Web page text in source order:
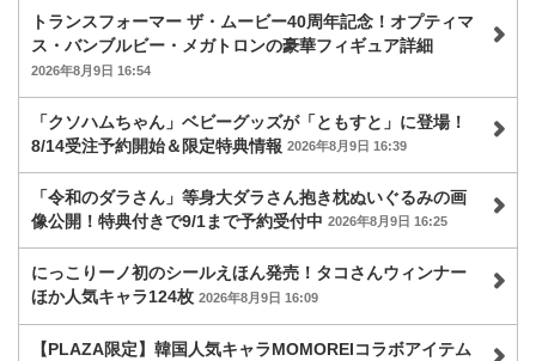
トランスフォーマー ザ・ムービー40周年記念！オプティマ
ス・バンブルビー・メガトロンの豪華フィギュア詳細
2026年8月9日 16:54
「クソハムちゃん」ベビーグッズが「ともすと」に登場！
8/14受注予約開始＆限定特典情報 2026年8月9日 16:39
「令和のダラさん」等身大ダラさん抱き枕ぬいぐるみの画
像公開！特典付きで9/1まで予約受付中 2026年8月9日 16:25
にっこりーノ初のシールえほん発売！タコさんウィンナー
ほか人気キャラ124枚 2026年8月9日 16:09
【PLAZA限定】韓国人気キャラMOMOREIコラボアイテム